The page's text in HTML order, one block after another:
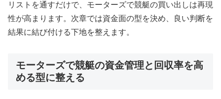
リストを通すだけで、モーターズで競艇の買い出しは再現
性が高まります。次章では資金面の型を決め、良い判断を
結果に結び付ける下地を整えます。
モーターズで競艇の資金管理と回収率を高
める型に整える